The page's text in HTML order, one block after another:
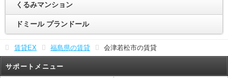
くるみマンション
ドミール プランドール
賃貸EX 福島県の賃貸 会津若松市の賃貸
サポートメニュー